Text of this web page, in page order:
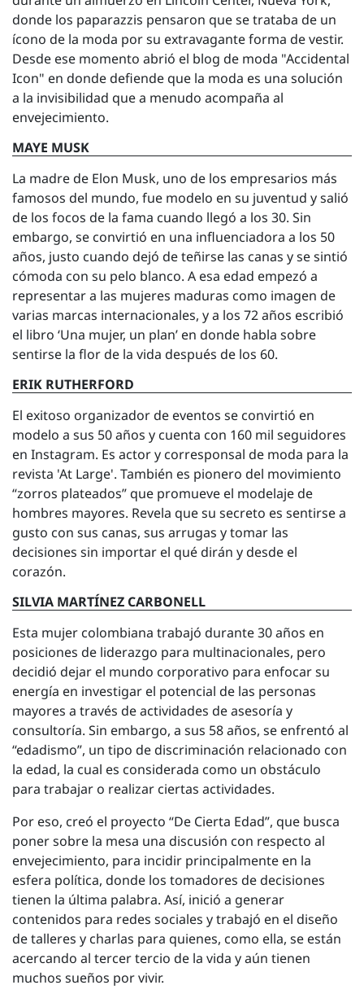
donde los paparazzis pensaron que se trataba de un
ícono de la moda por su extravagante forma de vestir.
Desde ese momento abrió el blog de moda "Accidental
Icon" en donde defiende que la moda es una solución
a la invisibilidad que a menudo acompaña al
envejecimiento.
MAYE MUSK
La madre de Elon Musk, uno de los empresarios más
famosos del mundo, fue modelo en su juventud y salió
de los focos de la fama cuando llegó a los 30. Sin
embargo, se convirtió en una influenciadora a los 50
años, justo cuando dejó de teñirse las canas y se sintió
cómoda con su pelo blanco. A esa edad empezó a
representar a las mujeres maduras como imagen de
varias marcas internacionales, y a los 72 años escribió
el libro ‘Una mujer, un plan’ en donde habla sobre
sentirse la flor de la vida después de los 60.
ERIK RUTHERFORD
El exitoso organizador de eventos se convirtió en
modelo a sus 50 años y cuenta con 160 mil seguidores
en Instagram. Es actor y corresponsal de moda para la
revista 'At Large'. También es pionero del movimiento
“zorros plateados” que promueve el modelaje de
hombres mayores. Revela que su secreto es sentirse a
gusto con sus canas, sus arrugas y tomar las
decisiones sin importar el qué dirán y desde el
corazón.
SILVIA MARTÍNEZ CARBONELL
Esta mujer colombiana trabajó durante 30 años en
posiciones de liderazgo para multinacionales, pero
decidió dejar el mundo corporativo para enfocar su
energía en investigar el potencial de las personas
mayores a través de actividades de asesoría y
consultoría. Sin embargo, a sus 58 años, se enfrentó al
“edadismo”, un tipo de discriminación relacionado con
la edad, la cual es considerada como un obstáculo
para trabajar o realizar ciertas actividades.
Por eso, creó el proyecto “De Cierta Edad”, que busca
poner sobre la mesa una discusión con respecto al
envejecimiento, para incidir principalmente en la
esfera política, donde los tomadores de decisiones
tienen la última palabra. Así, inició a generar
contenidos para redes sociales y trabajó en el diseño
de talleres y charlas para quienes, como ella, se están
acercando al tercer tercio de la vida y aún tienen
muchos sueños por vivir.